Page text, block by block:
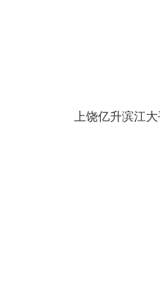
上饶亿升滨江